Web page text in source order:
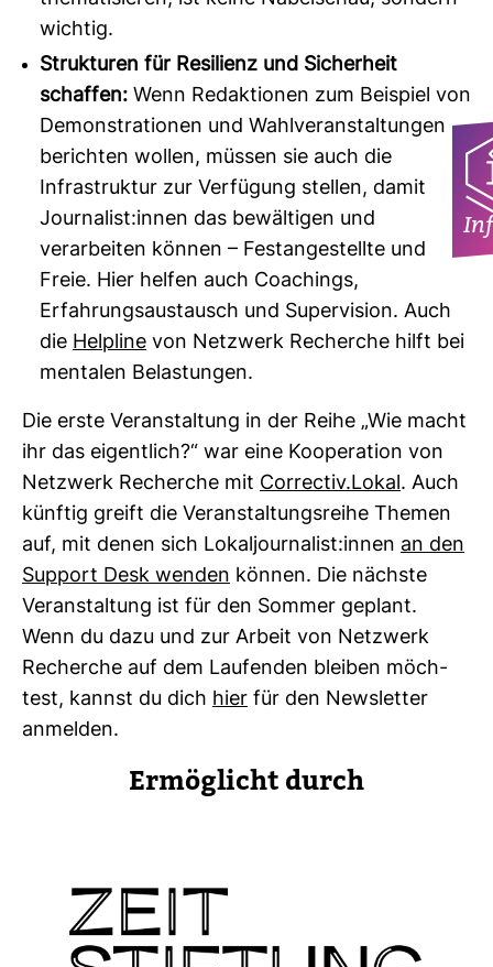
wichtig.
Strukturen für Resilienz und Sicherheit
schaffen: Wenn Redaktionen zum Beispiel von
Demonstrationen und Wahlveranstaltungen
berichten wollen, müssen sie auch die
Infrastruktur zur Verfügung stellen, damit
Journalist:innen das bewältigen und
verarbeiten können – Festangestellte und
Freie. Hier helfen auch Coachings,
Erfahrungsaustausch und Supervision. Auch
die Helpline von Netzwerk Recherche hilft bei
mentalen Belastungen.
Die erste Ver­an­stal­tung in der Reihe „Wie macht
ihr das eigent­lich?“ war eine Koope­ra­tion von
Netz­werk Recherche mit Cor­rectiv.Lokal. Auch
künftig greift die Ver­an­stal­tungs­reihe Themen
auf, mit denen sich Lokal­jour­na­list:innen an den
Sup­port Desk wenden können. Die nächste
Ver­an­stal­tung ist für den Sommer geplant.
Wenn du dazu und zur Arbeit von Netz­werk
Recherche auf dem Lau­fenden bleiben möch­
test, kannst du dich hier für den News­letter
anmelden.
Ermög­licht durch